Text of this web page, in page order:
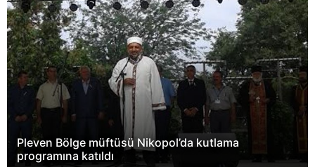
Pleven Bölge müftüsü Nikopol’da kutlama
programına katıldı